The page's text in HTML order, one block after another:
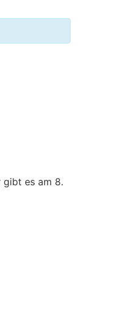
gibt es am 8.